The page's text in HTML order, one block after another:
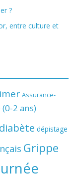
?
entre culture et
Assurance-
2 ans)
diabète dépistage
Grippe